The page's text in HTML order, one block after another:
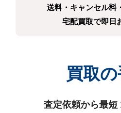
送料・キャンセル料
宅配買取で即日
買取
査定依頼から最短